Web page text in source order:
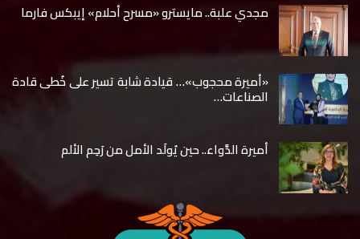
مجدي علبة.. مايسترو «مسرح أحلام» إيبكس فارما
«أميرة محجوب»… قيادة شابة تسير على خُطى قادة
الصناعات…
أميرة الدَّواء.. حين يُولَد الأمل من رَحِم الألم